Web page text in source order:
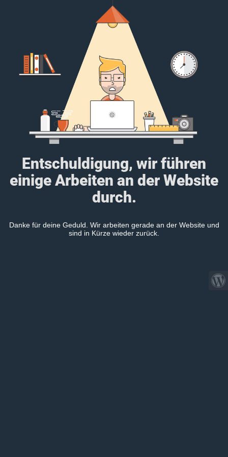
Entschuldigung, wir führen
einige Arbeiten an der Website
durch.
Danke für deine Geduld. Wir arbeiten gerade an der Website und
sind in Kürze wieder zurück.